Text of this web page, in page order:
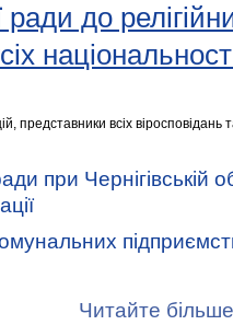
до
представники всіх віросповідань
при Чернігівській
Читайте